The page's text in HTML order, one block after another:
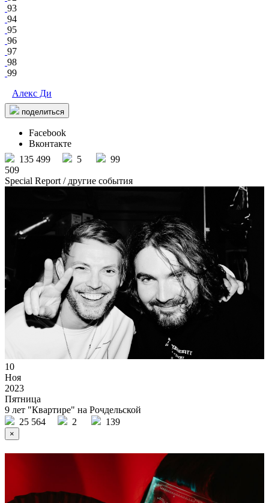
93
94
95
96
97
98
99
Алекс Ди
поделиться
Facebook
Вконтакте
135 499
5
99
509
Special Report / другие события
10
Ноя
2023
Пятница
9 лет "Квартире" на Рочдельской
25 564
2 139
×